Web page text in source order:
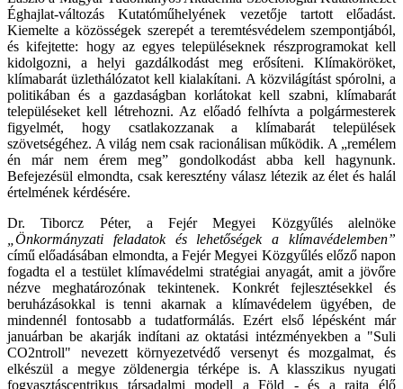
Éghajlat-változás Kutatóműhelyének vezetője tartott előadást.
Kiemelte a közösségek szerepét a teremtésvédelem szempontjából,
és kifejtette: hogy az egyes településeknek részprogramokat kell
kidolgozni, a helyi gazdálkodást meg erősíteni. Klímaköröket,
klímabarát üzlethálózatot kell kialakítani. A közvilágítást spórolni, a
politikában és a gazdaságban korlátokat kell szabni, klímabarát
településeket kell létrehozni. Az előadó felhívta a polgármesterek
figyelmét, hogy csatlakozzanak a klímabarát települések
szövetségéhez. A világ nem csak racionálisan működik. A „remélem
én már nem érem meg” gondolkodást abba kell hagynunk.
Befejezésül elmondta, csak keresztény válasz létezik az élet és halál
értelmének kérdésére.
Dr. Tiborcz Péter, a Fejér Megyei Közgyűlés alelnöke
„Önkormányzati feladatok és lehetőségek a klímavédelemben”
című előadásában elmondta, a Fejér Megyei Közgyűlés előző napon
fogadta el a testület klímavédelmi stratégiai anyagát, amit a jövőre
nézve meghatározónak tekintenek. Konkrét fejlesztésekkel és
beruházásokkal is tenni akarnak a klímavédelem ügyében, de
mindennél fontosabb a tudatformálás. Ezért első lépésként már
januárban be akarják indítani az oktatási intézményekben a "Suli
CO2ntroll" nevezett környezetvédő versenyt és mozgalmat, és
elkészül a megye zöldenergia térképe is. A klasszikus nyugati
fogyasztáscentrikus társadalmi modell a Föld - és a rajta élő